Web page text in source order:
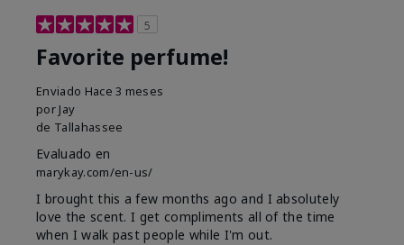
5
Favorite perfume!
Enviado Hace 3 meses
por Jay
de Tallahassee
Evaluado en
marykay.com/en-us/
I brought this a few months ago and I absolutely
love the scent. I get compliments all of the time
when I walk past people while I'm out.